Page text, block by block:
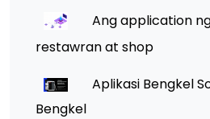
Ang application
restawran at shop
Aplikasi Bengkel
Bengkel